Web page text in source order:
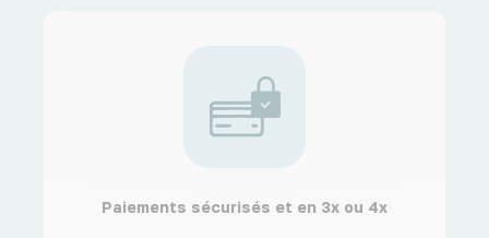
Paiements sécurisés et en 3x ou 4x